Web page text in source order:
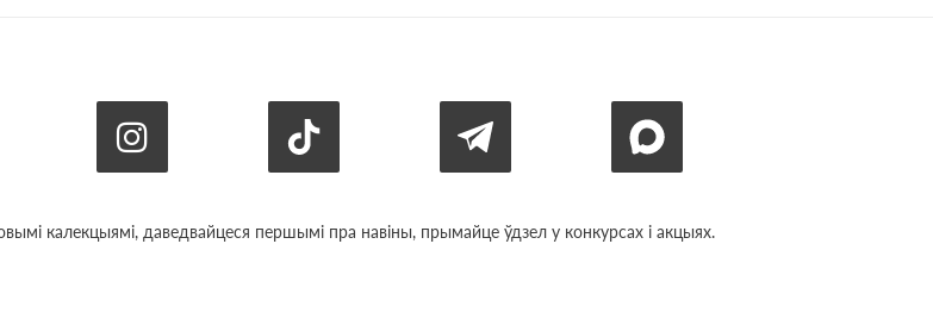
калекцыямі, даведвайцеся першымі пра навіны, прымайце ўдзел у конкурсах і акцыях.